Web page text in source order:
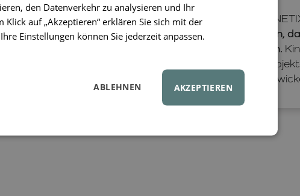
Sie ein in eine Welt voller Kreativität mit dem
Dieses Set enthält 120 Teile in sanften Pastellfarben,
Quadrate, verschiedene Dreiecke, Fenster und Türen.
Brücken, Mandalas und viele weitere kreative
sowohl ihre Fein- als auch ihre Grobmotorik
den Datenverkehr zu analysieren und Ihr
auf „Akzeptieren“ erklären Sie sich mit der
Einstellungen können Sie jederzeit anpassen.
AKZEPTIEREN
ABLEHNEN